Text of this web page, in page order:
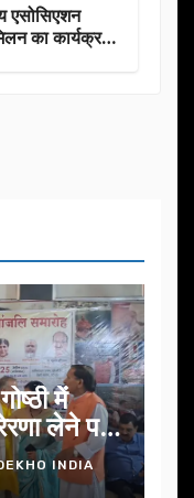
एसोसिएशन
का कार्यक्रम
में
लेने पर
INDIA